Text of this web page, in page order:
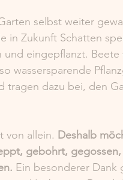
selbst weiter
in Zukunft Schatten
und eingepflanzt.
wassersparende
tragen dazu bei, den
von allein. Deshalb
gebohrt,
Ein besonderer Dank